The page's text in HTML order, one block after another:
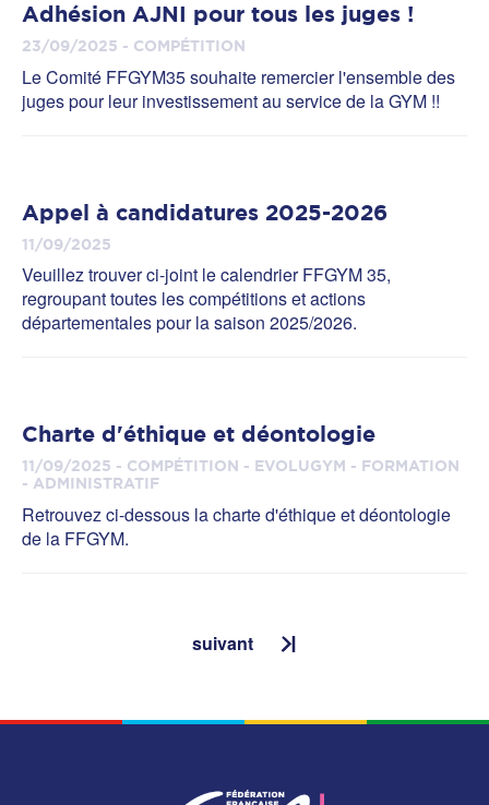
Adhésion AJNI pour tous les juges !
23/09/2025 - COMPÉTITION
Le Comité FFGYM35 souhaite remercier l'ensemble des
juges pour leur investissement au service de la GYM !!
Appel à candidatures 2025-2026
11/09/2025
Veuillez trouver ci-joint le calendrier FFGYM 35,
regroupant toutes les compétitions et actions
départementales pour la saison 2025/2026.
Charte d'éthique et déontologie
11/09/2025 - COMPÉTITION - EVOLUGYM - FORMATION
- ADMINISTRATIF
Retrouvez ci-dessous la charte d'éthique et déontologie
de la FFGYM.
suivant